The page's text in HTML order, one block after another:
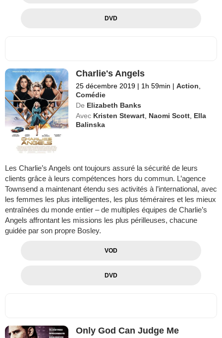
DVD
Charlie's Angels
25 décembre 2019 | 1h 59min | Action
Comédie
De Elizabeth Banks
Avec Kristen Stewart Naomi Scott Ella
Balinska
Les Charlie’s Angels ont toujours assuré la sécurité de leurs
clients grâce à leurs compétences hors du commun. L’agence
Townsend a maintenant étendu ses activités à l’international, avec
les femmes les plus intelligentes, les plus téméraires et les mieux
entraînées du monde entier – de multiples équipes de Charlie’s
Angels affrontant les missions les plus périlleuses, chacune
guidée par son propre Bosley.
VOD
DVD
Only God Can Judge Me